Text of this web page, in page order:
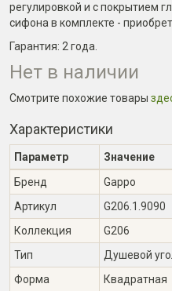
регулировкой и с покрытием
сифона в комплекте -
Гарантия: 2 года
Нет в наличии
Смотрите похожие товары
Характеристики
Параметр
Значение
Бренд
Gappo
Артикул
G206.1.9090
Коллекция
G206
Тип
Душевой
Форма
Квадратная